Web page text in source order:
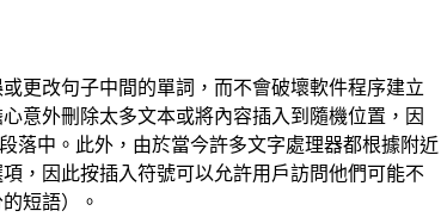
更改句子中間的單詞，而不會破壞軟件程序建立
意外刪除太多文本或將內容插入到隨機位置，因
落中。此外，由於當今許多文字處理器都根據附近
，因此按插入符號可以允許用戶訪問他們可能不
短語）。